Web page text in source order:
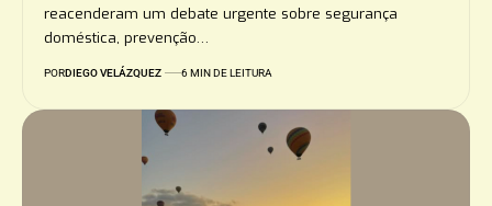
reacenderam um debate urgente sobre segurança
doméstica, prevenção…
PORDIEGO VELÁZQUEZ 6 MIN DE LEITURA